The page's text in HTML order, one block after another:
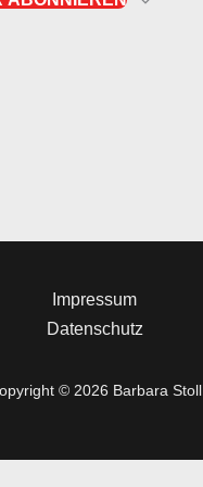
Impressum
Datenschutz
© 2026 Barbara Stoll